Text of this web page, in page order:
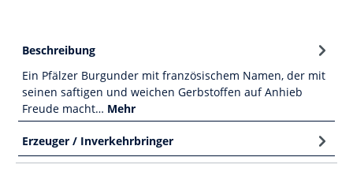
Beschreibung
Ein Pfälzer Burgunder mit französischem Namen, der mit
seinen saftigen und weichen Gerbstoffen auf Anhieb
Freude macht… Mehr
Erzeuger / Inverkehrbringer